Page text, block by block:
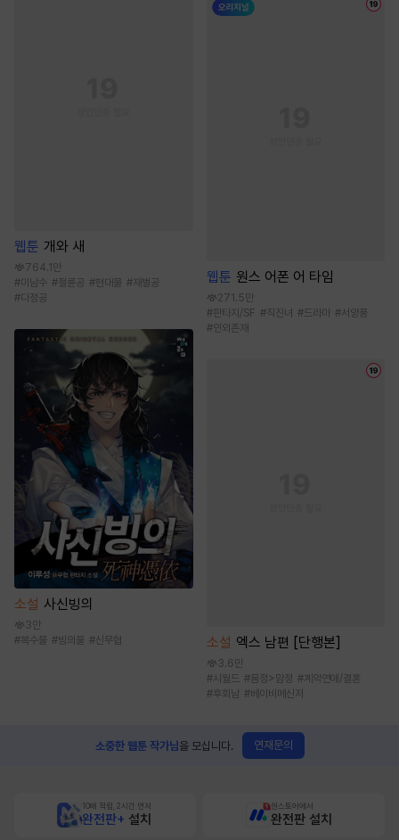
웹툰 개와 새
764.1만
#미남수 #절륜공 #현대물 # 재벌공
#다정공
소설 사신빙의
3만
#복수물 #빙의물 #신무협
웹툰 원스 어폰 어 타임
271.5만
#판타지/SF #직진녀 #드라마 #서양풍
#인외존재
소설 엑스 남편 [단행본]
3.6만
#시월드 #몸정>맘정 #계약연애/결혼
#후회남 #베이비메신저
소중한 웹툰 작가님을 모십니다. 연재문의
10배 적립, 2시간 먼저
완전판+ 설치
원스토어에서
완전판 설치